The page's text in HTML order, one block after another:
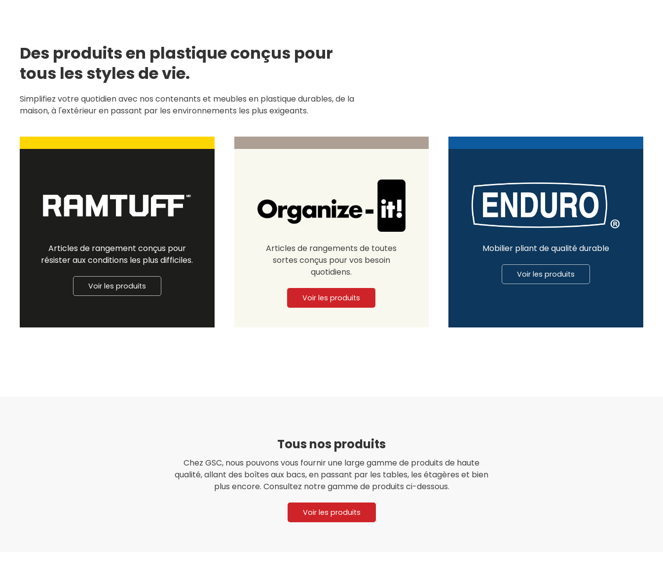
Des produits en plastique conçus pour
tous les styles de vie.
Simplifiez votre quotidien avec nos contenants et meubles en plastique durables, de la
maison, à l'extérieur en passant par les environnements les plus exigeants.
Articles de rangement conçus pour
résister aux conditions les plus difficiles.
Voir les produits
Articles de rangements de toutes
sortes conçus pour vos besoin
quotidiens.
Voir les produits
Mobilier pliant de qualité durable
Voir les produits
Tous nos produits
Chez GSC, nous pouvons vous fournir une large gamme de produits de haute
qualité, allant des boîtes aux bacs, en passant par les tables, les étagères et bien
plus encore. Consultez notre gamme de produits ci-dessous.
Voir les produits